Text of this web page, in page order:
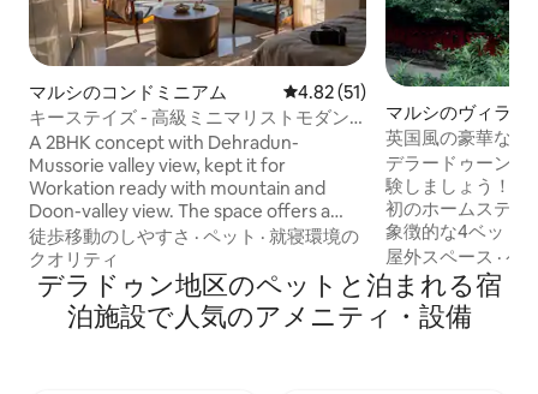
マルシのコンドミニアム レビュー51件、5つ星中4.82つ
4.82 (51)
キーステイズ - 高級ミニマリストモダン
スペース2BHK
A 2BHK concept with Dehradun-
Mussorie valley view, kept it for
Workation ready with mountain and
Doon-valley view. The space offers a
quiet premium and everyday comfort.
The AirBNB people talks about.
Suggested stay! Don’t miss this June
season to explore Mussoorie - Dehradun
ranges. It’s actually the best time to
徒歩移動のしやすさ · ペット · 就寝環境の
クオリティ
マルシのヴィラ
英国風の豪華な4
ムッソーリー近く
デラードゥーン渓
験しましょう！ ウッタラーカンド州で最
初のホームステイ
象徴的な4ベッド
ウッドスターやミ
影にも利用されています
テラス、マッソリ
方ヤード以上の
屋外スペース ·ペ
デラドゥン地区のペットと泊まれる宿
泊施設で人気のアメニティ・設備